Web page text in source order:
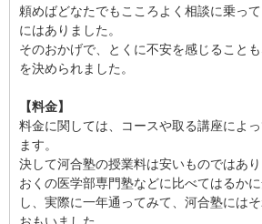
頼めばどなたでもこころよく相談に乗っ
にはありました。
そのおかげで、とくに不安を感じること
を決められました。
【料金】
料金に関しては、コースや取る講座によ
ます。
決して河合塾の授業料は安いものではあ
おくの医学部専門塾などに比べてはるか
し、実際に一年通ってみて、河合塾には